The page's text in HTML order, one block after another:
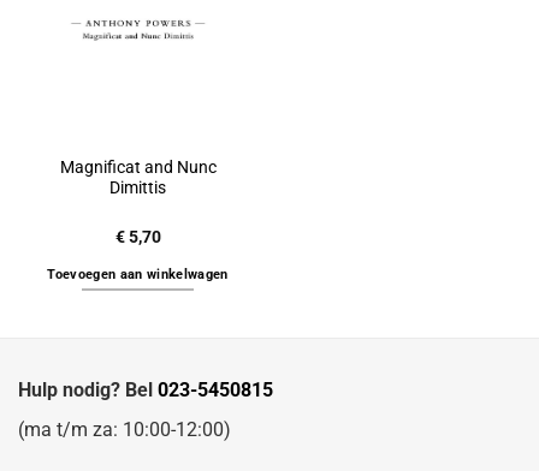
Magnificat and Nunc
Dimittis
€5,70
Toevoegen aan winkelwagen
Hulp nodig? Bel 023-5450815
(ma t/m za: 10:00-12:00)